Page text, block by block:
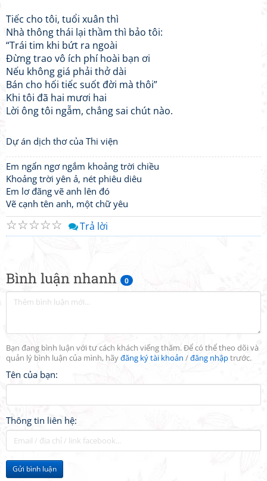
Bình luận nhanh 0
Bạn đang bình luận với tư cách khách viếng thăm. Để có thể theo dõi và
quản lý bình luận của mình, hãyđăng ký tài khoản /đăng nhậptrước.
Tên của bạn:
Thông tin liên hệ:
Gửi bình luận
Tiếc cho tôi, tuổi xuân thì
Nhà thông thái lại thầm thì bảo tôi:
“Trái tim khi bứt ra ngoài
Đừng trao vô ích phí hoài bạn ơi
Nếu không giá phải thở dài
Bán cho hối tiếc suốt đời mà thôi”
Khi tôi đã hai mươi hai
Lời ông tôi ngẫm, chẳng sai chút nào.
Dự án dịch thơ của Thi viện
Em ngẩn ngơ ngắm khoảng trời chiều
Khoảng trời yên ả, nét phiêu diêu
Em lơ đãng vẽ anh lên đó
Vẽ cạnh tên anh, một chữ yêu
☆
☆
☆
☆
☆ Trả lời